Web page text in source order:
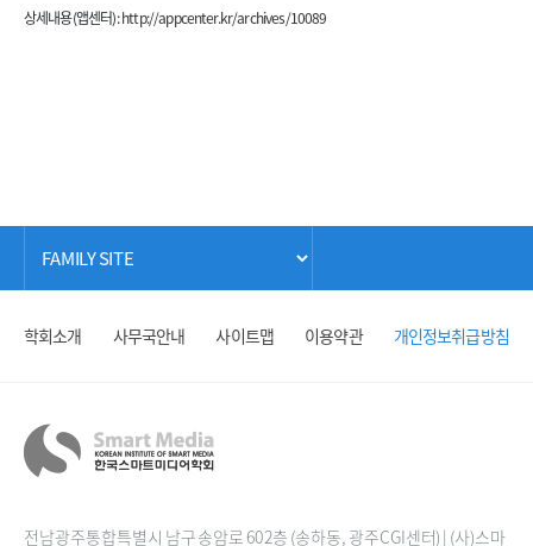
상세내용(앱센터) :http://appcenter.kr/archives/10089
학회소개 사무국안내 사이트맵 이용약관 개인정보취급방침
전남광주통합특별시 남구 송암로 60 2층 (송하동, 광주CGI센터) | (사)스마